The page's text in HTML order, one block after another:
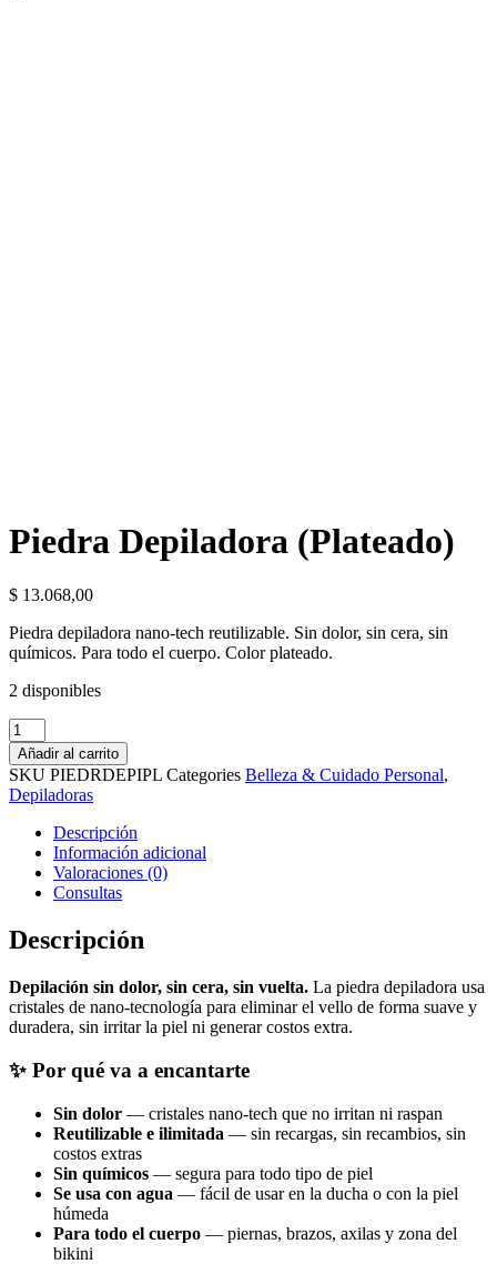
Piedra Depiladora (Plateado)
$ 13.068,00
Piedra depiladora nano-tech reutilizable. Sin dolor, sin cera, sin
químicos. Para todo el cuerpo. Color plateado.
2 disponibles
Piedra
Depiladora
(Plateado)
cantidad
Añadir al carrito
SKU PIEDRDEPIPL Categories Belleza & Cuidado Personal,
Depiladoras
Descripción
Información adicional
Valoraciones (0)
Consultas
Descripción
Depilación sin dolor, sin cera, sin vuelta. La piedra depiladora usa
cristales de nano-tecnología para eliminar el vello de forma suave y
duradera, sin irritar la piel ni generar costos extra.
✨ Por qué va a encantarte
Sin dolor — cristales nano-tech que no irritan ni raspan
Reutilizable e ilimitada — sin recargas, sin recambios, sin
costos extras
Sin químicos — segura para todo tipo de piel
Se usa con agua — fácil de usar en la ducha o con la piel
húmeda
Para todo el cuerpo — piernas, brazos, axilas y zona del
bikini